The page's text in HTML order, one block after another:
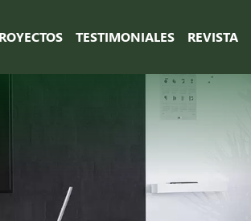
TESTIMONIALES REVISTA